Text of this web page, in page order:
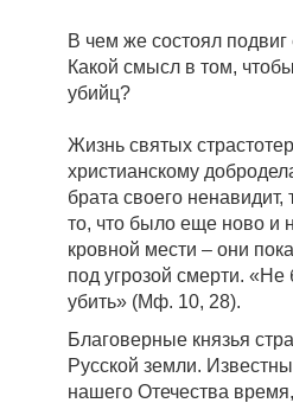
В чем же состоял
Какой смысл в том,
убийц?
Жизнь святых
христианскому
брата своего
то, что было еще ново и
кровной мести – они
под угрозой смерти.
убить» (Мф. 10, 28).
Благоверные князья
Русской земли.
нашего Отечества